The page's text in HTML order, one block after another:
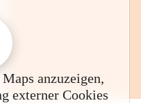
anzuzeigen,
externer Cookies